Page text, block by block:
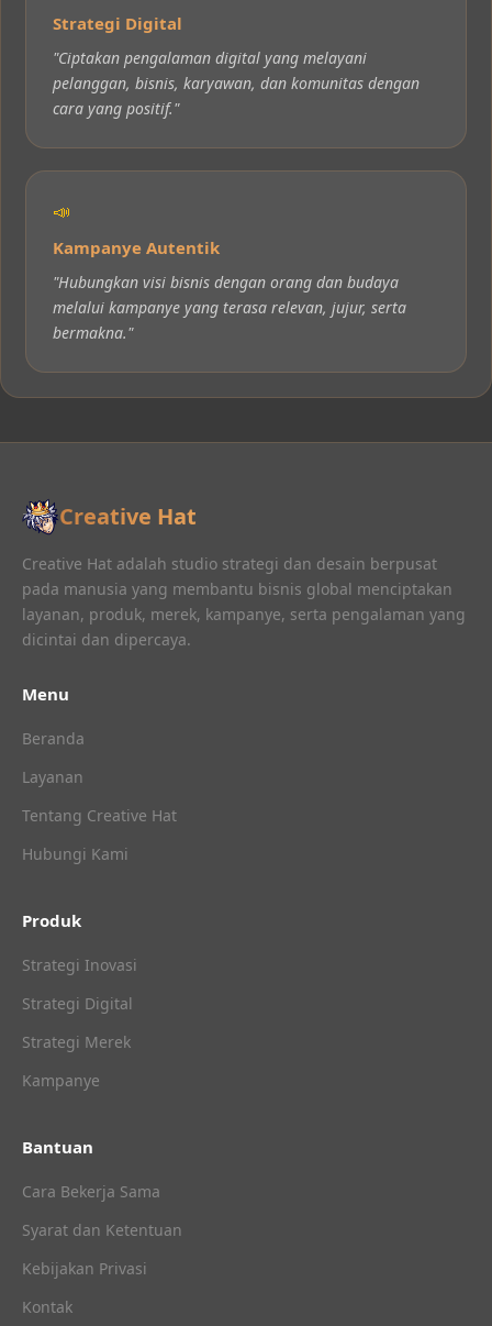
Strategi Digital
"Ciptakan pengalaman digital yang melayani
pelanggan, bisnis, karyawan, dan komunitas dengan
cara yang positif."
📣
Kampanye Autentik
"Hubungkan visi bisnis dengan orang dan budaya
melalui kampanye yang terasa relevan, jujur, serta
bermakna."
Creative Hat
Creative Hat adalah studio strategi dan desain berpusat
pada manusia yang membantu bisnis global menciptakan
layanan, produk, merek, kampanye, serta pengalaman yang
dicintai dan dipercaya.
Menu
Beranda
Layanan
Tentang Creative Hat
Hubungi Kami
Produk
Strategi Inovasi
Strategi Digital
Strategi Merek
Kampanye
Bantuan
Cara Bekerja Sama
Syarat dan Ketentuan
Kebijakan Privasi
Kontak